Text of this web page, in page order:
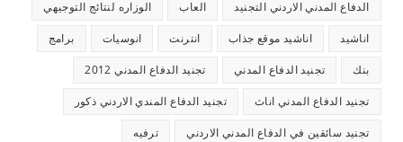
الدفاع المدني الاردني التجنيد العاب الوزاره لنتائج التوجيهي
اناشيد اناشيد موقع جذاب انترنت انوسيات برامج
بنك تجنيد الدفاع المدني تجنيد الدفاع المدني 2012
تجنيد الدفاع المدني اناث تجنيد الدفاع المندي الاردني ذكور
تجنيد سائقين في الدفاع المدني الاردني ترفيه